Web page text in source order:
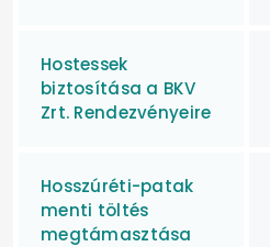
Hostessek
biztosítása a BKV
Zrt. Rendezvényeire
Hosszúréti-patak
menti töltés
megtámasztása